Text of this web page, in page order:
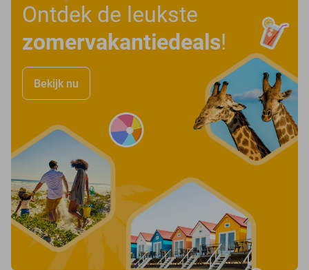
Ontdek de leukste
zomervakantiedeals!
Bekijk nu